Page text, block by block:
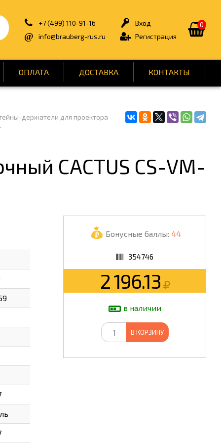
0
Вход
Регистрация
+7 (499) 110-91-16
info@brauberg-rus.ru
ОПЛАТА ДОСТАВКА КОНТАКТЫ
БЫТОВАЯ ТЕХНИКА
КАНЦТОВАРЫ
ОФИС
УПАКОВКА
ШКОЛА
держатели для проектора
CACTUS CS-VM-
Бонусные баллы: 44
354746
2 196.13
в наличии
В КОРЗИНУ